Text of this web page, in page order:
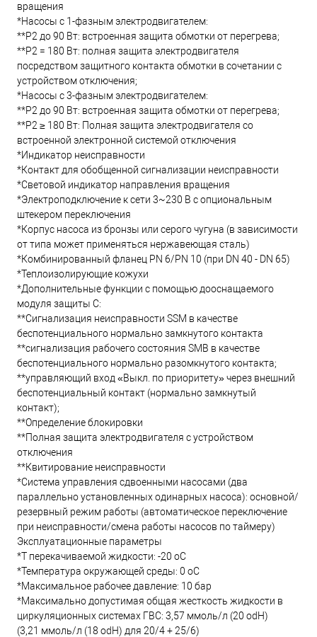
вращения
*Насосы с 1-фазным электродвигателем:
**P2 до 90 Вт: встроенная защита обмотки от перегрева;
**P2 = 180 Вт: полная защита электродвигателя
посредством защитного контакта обмотки в сочетании с
устройством отключения;
*Насосы с 3-фазным электродвигателем:
**P2 до 90 Вт: встроенная защита обмотки от перегрева;
**P2 ≥ 180 Вт: Полная защита электродвигателя со
встроенной электронной системой отключения
*Индикатор неисправности
*Контакт для обобщенной сигнализации неисправности
*Световой индикатор направления вращения
*Электроподключение к сети 3~230 В с опциональным
штекером переключения
*Корпус насоса из бронзы или серого чугуна (в зависимости
от типа может применяться нержавеющая сталь)
*Комбинированный фланец PN 6/PN 10 (при DN 40 - DN 65)
*Теплоизолирующие кожухи
*Дополнительные функции с помощью дооснащаемого
модуля защиты C:
**Сигнализация неисправности SSM в качестве
беспотенциального нормально замкнутого контакта
**сигнализация рабочего состояния SMB в качестве
беспотенциального нормально разомкнутого контакта;
**управляющий вход «Выкл. по приоритету» через внешний
беспотенциальный контакт (нормально замкнутый
контакт);
**Определение блокировки
**Полная защита электродвигателя с устройством
отключения
**Квитирование неисправности
*Система управления сдвоенными насосами (два
параллельно установленных одинарных насоса): основной/
резервный режим работы (автоматическое переключение
при неисправности/смена работы насосов по таймеру)
Эксплуатационные параметры
*T перекачиваемой жидкости: -20 oC
*Температура окружающей среды: 0 oC
*Максимальное рабочее давление: 10 бар
*Максимально допустимая общая жесткость жидкости в
циркуляционных системах ГВС: 3,57 ммоль/л (20 odH)
(3,21 ммоль/л (18 odH) для 20/4 + 25/6)